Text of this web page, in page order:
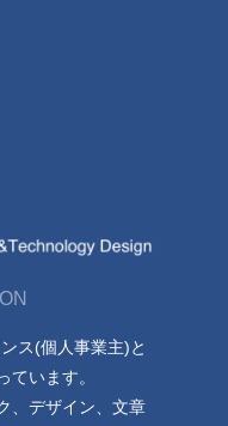
ス(個人事業主)と
ています。
、デザイン、文章